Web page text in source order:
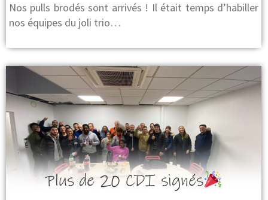
Nos pulls brodés sont arrivés ! Il était temps d’habiller
nos équipes du joli trio…
Plus de 20 CDI signés